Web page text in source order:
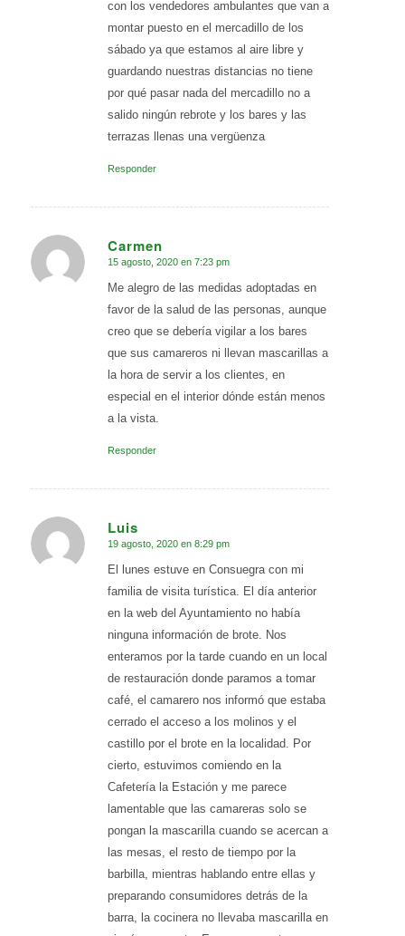
con los vendedores ambulantes que van a
montar puesto en el mercadillo de los
sábado ya que estamos al aire libre y
guardando nuestras distancias no tiene
por qué pasar nada del mercadillo no a
salido ningún rebrote y los bares y las
terrazas llenas una vergüenza
Responder
Carmen
Dice:
15 agosto, 2020 en 7:23 pm
Me alegro de las medidas adoptadas en
favor de la salud de las personas, aunque
creo que se debería vigilar a los bares
que sus camareros ni llevan mascarillas a
la hora de servir a los clientes, en
especial en el interior dónde están menos
a la vista.
Responder
Luis
Dice:
19 agosto, 2020 en 8:29 pm
El lunes estuve en Consuegra con mi
familia de visita turística. El día anterior
en la web del Ayuntamiento no había
ninguna información de brote. Nos
enteramos por la tarde cuando en un local
de restauración donde paramos a tomar
café, el camarero nos informó que estaba
cerrado el acceso a los molinos y el
castillo por el brote en la localidad. Por
cierto, estuvimos comiendo en la
Cafetería la Estación y me parece
lamentable que las camareras solo se
pongan la mascarilla cuando se acercan a
las mesas, el resto de tiempo por la
barbilla, mientras hablando entre ellas y
preparando consumidores detrás de la
barra, la cocinera no llevaba mascarilla en